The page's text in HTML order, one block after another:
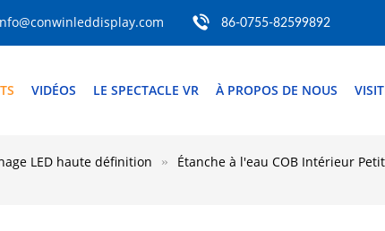
86-0755-82599892
VIDÉOS LE SPECTACLE VR À PROPOS DE NOUS
LED haute définition
Étanche à l'eau COB Intérieur